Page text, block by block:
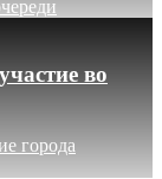
во
города